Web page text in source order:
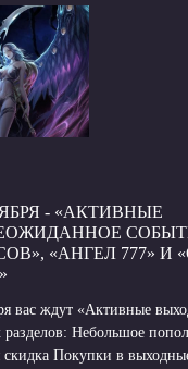
- «АКТИВНЫЕ
«АНГЕЛ 777» И
вас ждут «Активные
разделов: Небольшое
Покупки в